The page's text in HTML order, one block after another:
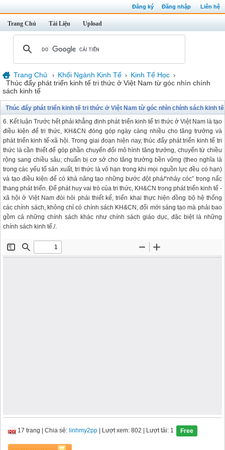
Đăng ký Đăng nhập Liên hệ
Trang Chủ Tài Liệu Upload
Trang Chủ › Khối Ngành Kinh Tế › Kinh Tế Học ›
Thúc đẩy phát triển kinh tế tri thức ở Việt Nam từ góc nhìn chính
sách kinh tế
Thúc đẩy phát triển kinh tế tri thức ở Việt Nam từ góc nhìn chính sách kinh tế
6. Kết luận Trước hết phải khẳng định phát triển kinh tế tri thức ở Việt Nam là tạo
điều kiện để tri thức, KH&CN đóng góp ngày càng nhiều cho tăng trưởng và
phát triển kinh tế-xã hội. Trong giai đoạn hiện nay, thúc đẩy phát triển kinh tế tri
thức là cần thiết để góp phần chuyển đổi mô hình tăng trưởng, chuyển từ chiều
rộng sang chiều sâu; chuẩn bị cơ sở cho tăng trưởng bền vững (theo nghĩa là
trong các yếu tố sản xuất, tri thức là vô hạn trong khi mọi nguồn lực đều có hạn)
và tạo điều kiện để có khả năng tạo những bước đột phá/“nhảy cóc” trong nấc
thang phát triển. Để phát huy vai trò của tri thức, KH&CN trong phát triển kinh tế -
xã hội ở Việt Nam đòi hỏi phải thiết kế, triển khai thực hiện đồng bộ hệ thống
các chính sách, không chỉ có chính sách KH&CN, đổi mới sáng tạo mà phải bao
gồm cả những chính sách khác như chính sách giáo dục, đặc biệt là những
chính sách kinh tế./.
17 trang Chia sẻ: linhmy2pp | Lượt xem: 802 | Lượt tải: 1 Free